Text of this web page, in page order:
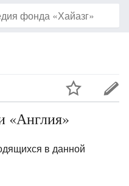
«Англия»
в данной